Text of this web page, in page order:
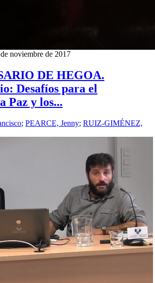
noviembre de 2017
DE HEGOA.
Desafíos para el
Paz y los...
; PEARCE, Jenny; RUIZ-GIMÉNEZ,